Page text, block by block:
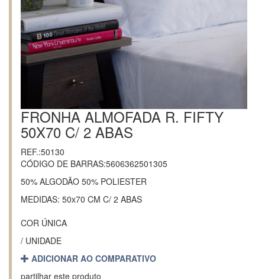
FRONHA ALMOFADA R. FIFTY
50X70 C/ 2 ABAS
REF.:50130
CÓDIGO DE BARRAS:5606362501305
50% ALGODÃO 50% POLIESTER
MEDIDAS: 50x70 CM C/ 2 ABAS
COR ÚNICA
/ UNIDADE
ADICIONAR AO COMPARATIVO
partilhar este produto